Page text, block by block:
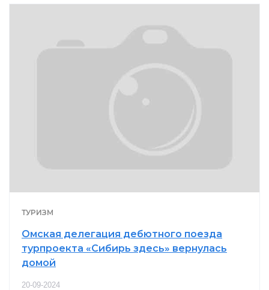
ТУРИЗМ
Омская делегация дебютного поезда
турпроекта «Сибирь здесь» вернулась
домой
20-09-2024